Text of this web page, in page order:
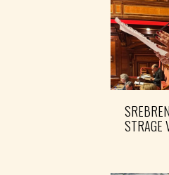
STRAGE